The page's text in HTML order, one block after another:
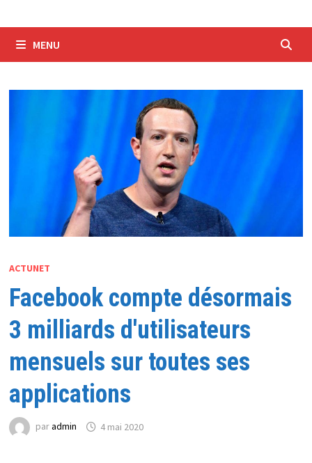
MENU
ACTUNET
Facebook compte désormais
3 milliards d'utilisateurs
mensuels sur toutes ses
applications
paradmin 4 mai 2020